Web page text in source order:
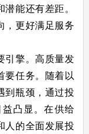
能还有差距。
，更好满足服务
擎。高质量发
要任务。随着以
到瓶颈，通过投
凸显。在供给
人的全面发展投